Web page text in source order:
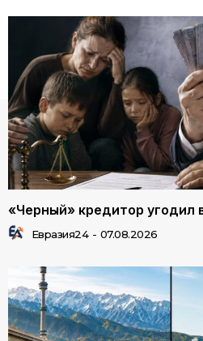
«Черный» кредитор угодил
Евразия24 - 07.08.2026